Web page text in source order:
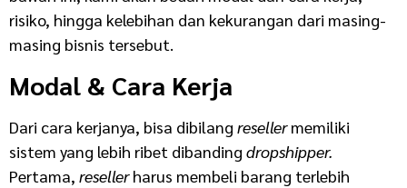
risiko, hingga kelebihan dan kekurangan dari masing-
masing bisnis tersebut.
Modal & Cara Kerja
Dari cara kerjanya, bisa dibilang resellermemiliki
sistem yang lebih ribet dibanding dropshipper.
Pertama, resellerharus membeli barang terlebih